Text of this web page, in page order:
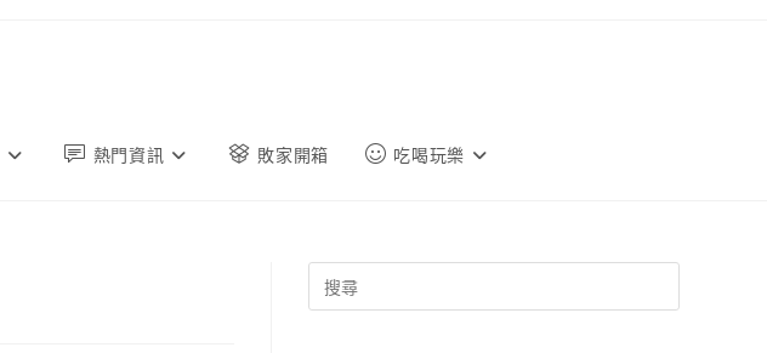
熱門資訊 敗家開箱 吃喝玩樂